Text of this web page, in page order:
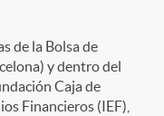
de la Bolsa de
y dentro del
Caja de
Financieros (IEF),